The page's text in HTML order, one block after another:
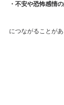
・不安や恐怖感情
につながることが